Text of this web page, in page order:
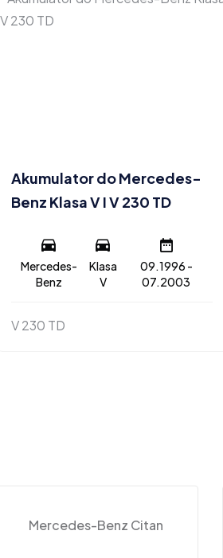
Akumulator do Mercedes-
Benz Klasa V I V 230 TD
Mercedes-
Benz
Klasa
V
09.1996 -
07.2003
V 230 TD
Mercedes-Benz Citan